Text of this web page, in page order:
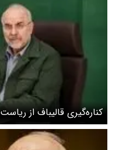
کناره‌گیری قالیباف از